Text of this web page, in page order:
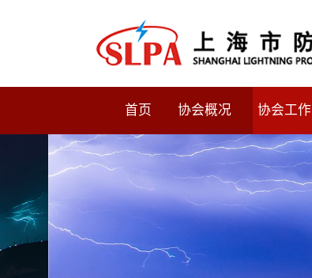
首页 协会概况 协会工作